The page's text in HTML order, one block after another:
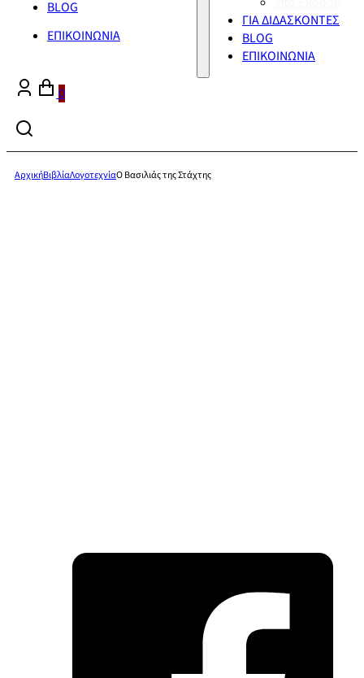
BLOG
ΕΠΙΚΟΙΝΩΝΙΑ
ΓΙΑ ΔΙΔΑΣΚΟΝΤΕΣ
BLOG
ΕΠΙΚΟΙΝΩΝΙΑ
0
ΑρχικήΒιβλίαΛογοτεχνίαΟ Βασιλιάς της Στάχτης